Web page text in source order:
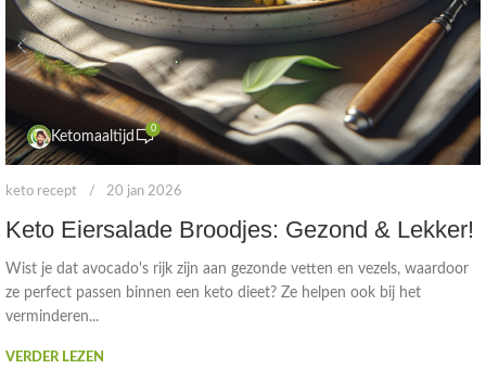
Ketomaaltijd
0
keto recept 20 jan 2026
Keto Eiersalade Broodjes: Gezond & Lekker!
Wist je dat avocado's rijk zijn aan gezonde vetten en vezels, waardoor
ze perfect passen binnen een keto dieet? Ze helpen ook bij het
verminderen...
VERDER LEZEN